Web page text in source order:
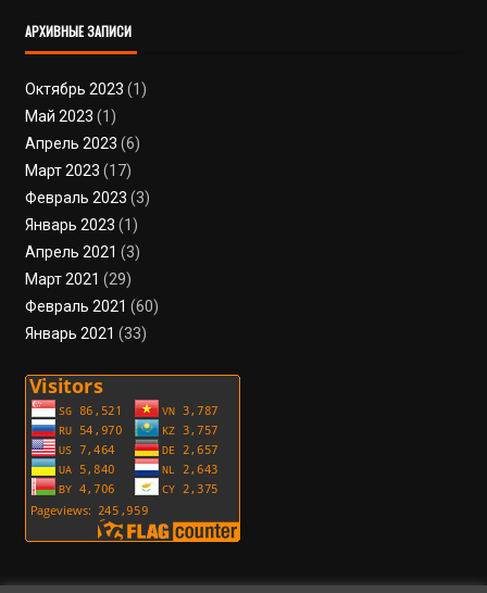
АРХИВНЫЕ ЗАПИСИ
Октябрь 2023 (1)
Май 2023 (1)
Апрель 2023 (6)
Март 2023 (17)
Февраль 2023 (3)
Январь 2023 (1)
Апрель 2021 (3)
Март 2021 (29)
Февраль 2021 (60)
Январь 2021 (33)